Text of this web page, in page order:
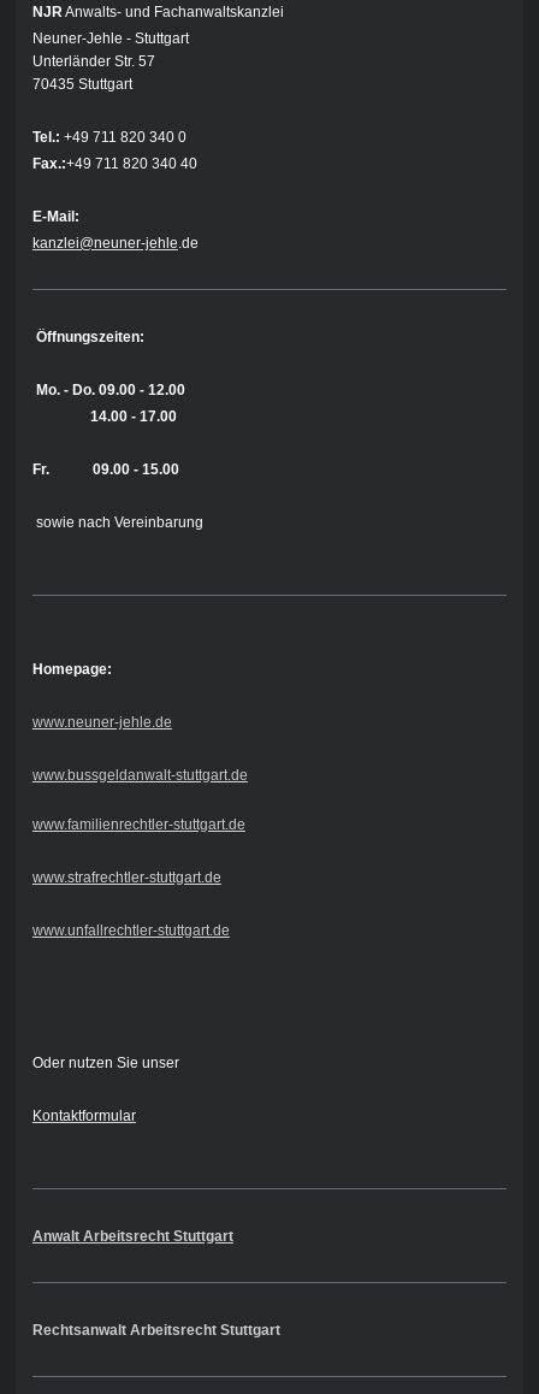
NJR Anwalts- und Fachanwaltskanzlei
Neuner-Jehle - Stuttgart
Unterländer Str. 57
70435 Stuttgart
Tel.: +49 711 820 340 0
Fax.:+49 711 820 340 40
E-Mail:
kanzlei@neuner-jehle .de
Öffnungszeiten:
Mo. - Do. 09.00 - 12.00
14.00 - 17.00
Fr. 09.00 - 15.00
sowie nach Vereinbarung
Homepage:
www.neuner-jehle.de
www.bussgeldanwalt-stuttgart.de
www.familienrechtler-stuttgart.de
www.strafrechtler-stuttgart.de
www.unfallrechtler-stuttgart.de
Oder nutzen Sie unser
Kontaktformular
Anwalt Arbeitsrecht Stuttgart
Rechtsanwalt Arbeitsrecht Stuttgart